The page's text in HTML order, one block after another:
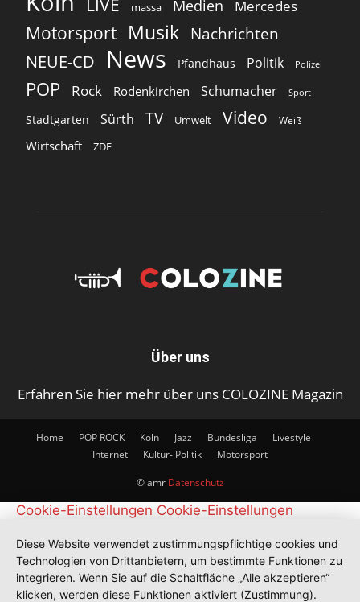
massa Medien Mercedes
Motorsport Musik Nachrichten
NEUE-CD
News Pfandhaus Politik Polizei
POP Rock Rodenkirchen Schumacher Sport
Stadtgarten Sürth TV Umwelt Video Weiß
Wirtschaft ZDF
Über uns
Erfahren Sie hier mehr über uns COLOZINE Magazin
Home POP ROCK Köln Jazz Bundesliga
Livestyle
Internet
Kultur- Politik Motorsport
© amr Datenschutz
Cookie-Einstellungen Cookie-Einstellungen
Diese Website verwendet zustimmungspflichtige cookies und
Technologien von Drittanbietern, um bestimmte Funktionen zu
integrieren. Wenn Sie auf die Schaltfläche „Alle akzeptieren“
klicken, werden diese Funktionen aktiviert (Zustimmung).